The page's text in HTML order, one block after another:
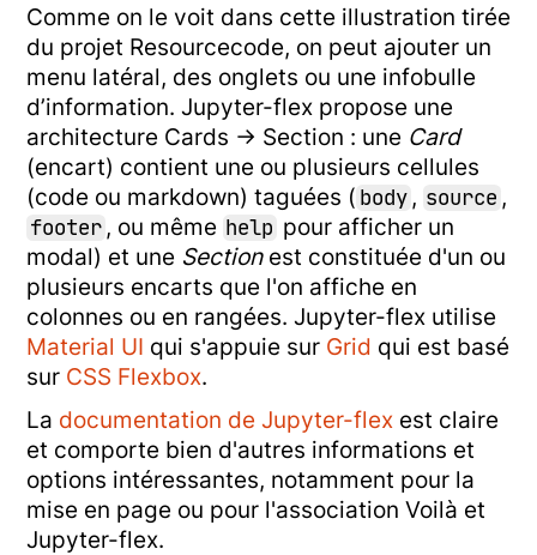
Comme on le voit dans cette illustration tirée
du projet Resourcecode, on peut ajouter un
menu latéral, des onglets ou une infobulle
d’information. Jupyter-flex propose une
architecture Cards -> Section : une Card
(encart) contient une ou plusieurs cellules
(code ou markdown) taguées ( body , source ,
footer , ou même help pour afficher un
modal) et une Sectionest constituée d'un ou
plusieurs encarts que l'on affiche en
colonnes ou en rangées. Jupyter-flex utilise
Material UI qui s'appuie sur Grid qui est basé
sur CSS Flexbox.
La documentation de Jupyter-flex est claire
et comporte bien d'autres informations et
options intéressantes, notamment pour la
mise en page ou pour l'association Voilà et
Jupyter-flex.